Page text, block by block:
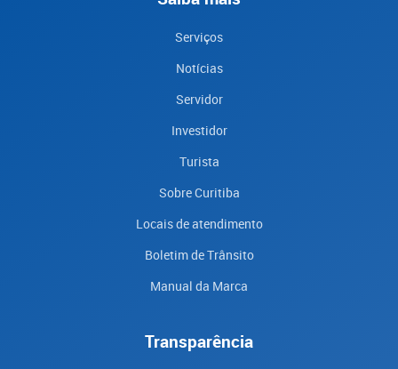
Serviços
Notícias
Servidor
Investidor
Turista
Sobre Curitiba
Locais de atendimento
Boletim de Trânsito
Manual da Marca
Transparência